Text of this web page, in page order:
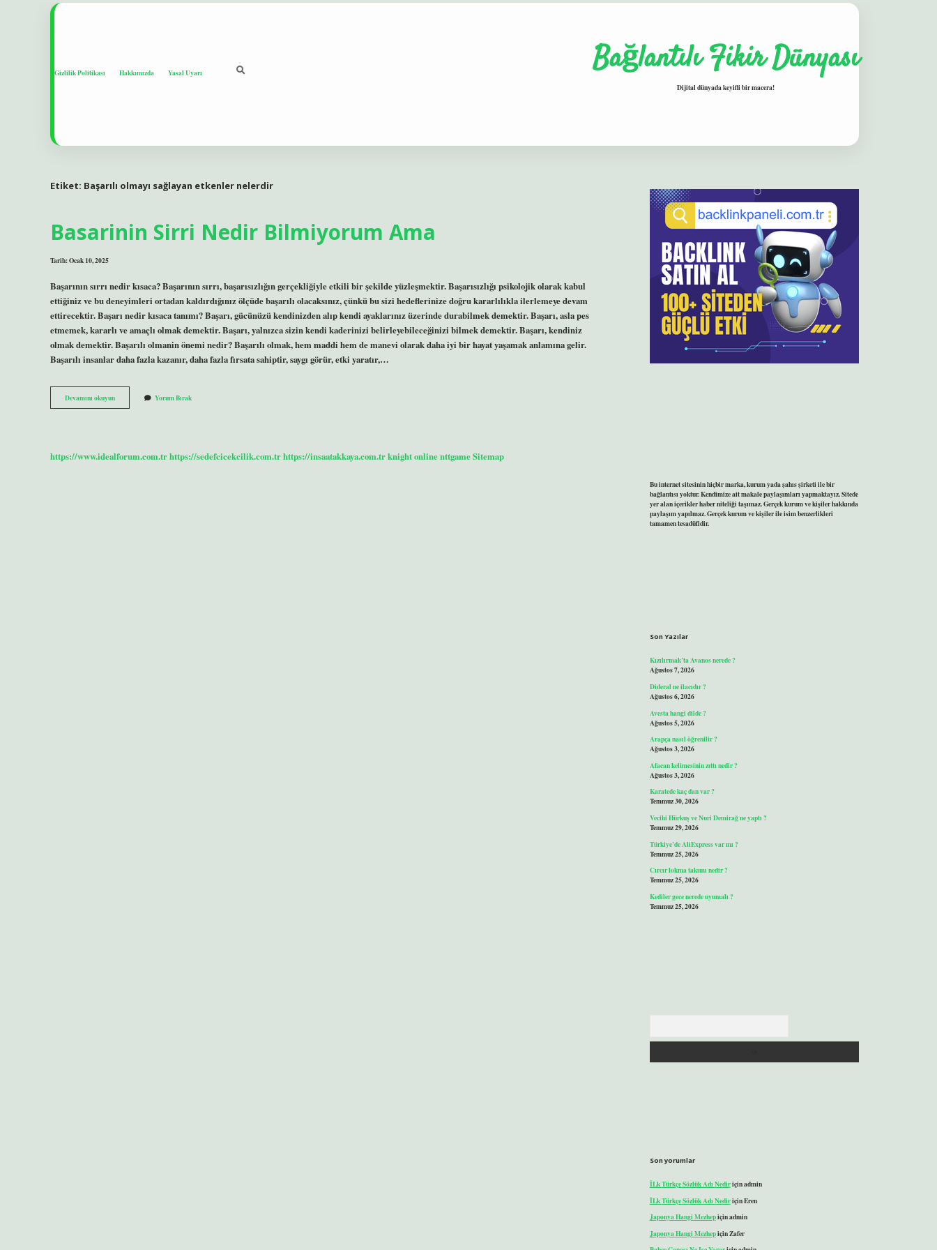
Gizlilik Politikası Hakkımızda Yasal Uyarı Bağlantılı Fikir Dünyası
Dijital dünyada keyifli bir macera!
Etiket: Başarılı olmayı sağlayan etkenler nelerdir
Basarinin Sirri Nedir Bilmiyorum Ama
Tarih: Ocak 10, 2025
Başarının sırrı nedir kısaca? Başarının sırrı, başarısızlığın gerçekliğiyle etkili bir şekilde yüzleşmektir. Başarısızlığı psikolojik olarak kabul
ettiğiniz ve bu deneyimleri ortadan kaldırdığınız ölçüde başarılı olacaksınız, çünkü bu sizi hedeflerinize doğru kararlılıkla ilerlemeye devam
ettirecektir. Başarı nedir kısaca tanımı? Başarı, gücünüzü kendinizden alıp kendi ayaklarınız üzerinde durabilmek demektir. Başarı, asla pes
etmemek, kararlı ve amaçlı olmak demektir. Başarı, yalnızca sizin kendi kaderinizi belirleyebileceğinizi bilmek demektir. Başarı, kendiniz
olmak demektir. Başarılı olmanin önemi nedir? Başarılı olmak, hem maddi hem de manevi olarak daha iyi bir hayat yaşamak anlamına gelir.
Başarılı insanlar daha fazla kazanır, daha fazla fırsata sahiptir, saygı görür, etki yaratır,…
Devamını okuyunBasarinin
Sirri
Yorum Bırak
https://www.idealforum.com.trhttps://sedefcicekcilik.com.trhttps://insaatakkaya.com.trknight onlinenttgameSitemap
Bu internet sitesinin hiçbir marka, kurum yada şahıs şirketi ile bir
bağlantısı yoktur. Kendimize ait makale paylaşımları yapmaktayız. Sitede
yer alan içerikler haber niteliği taşımaz. Gerçek kurum ve kişiler hakkında
paylaşım yapılmaz. Gerçek kurum ve kişiler ile isim benzerlikleri
tamamen tesadüfidir.
Son Yazılar
Kızılırmak’ta Avanos nerede ?
Ağustos 7, 2026
Dideral ne ilacıdır ?
Ağustos 6, 2026
Avesta hangi dilde ?
Ağustos 5, 2026
Arapça nasıl öğrenilir ?
Ağustos 3, 2026
Afacan kelimesinin zıttı nedir ?
Ağustos 3, 2026
Karatede kaç dan var ?
Temmuz 30, 2026
Vecihi Hürkuş ve Nuri Demirağ ne yaptı ?
Temmuz 29, 2026
Türkiye’de AliExpress var mı ?
Temmuz 25, 2026
Cırcır lokma takımı nedir ?
Temmuz 25, 2026
Kediler gece nerede uyumalı ?
Temmuz 25, 2026
Son yorumlar
İLk Türkçe Sözlük Adı Nediriçinadmin
İLk Türkçe Sözlük Adı NediriçinEren
Japonya Hangi Mezhepiçinadmin
Japonya Hangi MezhepiçinZafer